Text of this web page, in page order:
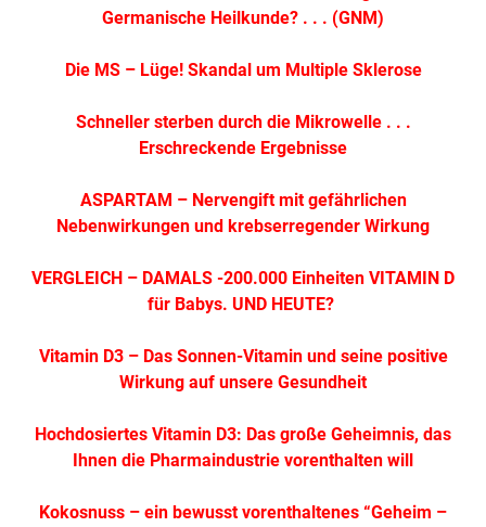
Germanische Heilkunde? . . . (GNM)
Die MS – Lüge! Skandal um Multiple Sklerose
Schneller sterben durch die Mikrowelle . . .
Erschreckende Ergebnisse
ASPARTAM – Nervengift mit gefährlichen
Nebenwirkungen und krebserregender Wirkung
VERGLEICH – DAMALS -200.000 Einheiten VITAMIN D
für Babys. UND HEUTE?
Vitamin D3 – Das Sonnen-Vitamin und seine positive
Wirkung auf unsere Gesundheit
Hochdosiertes Vitamin D3: Das große Geheimnis, das
Ihnen die Pharmaindustrie vorenthalten will
Kokosnuss – ein bewusst vorenthaltenes “Geheim –